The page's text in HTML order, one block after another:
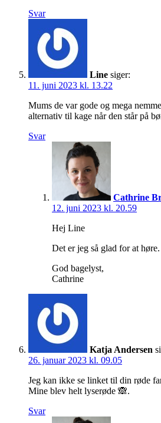
Svar
Line siger:
11. juni 2023 kl. 13.22
Mums de var gode og mega
alternativ til kage når den står på
Svar
Cathrine
12. juni 2023 kl. 20.59
Hej Line
Det er jeg så glad for at høre.
God bagelyst,
Cathrine
Katja Andersen
26. januar 2023 kl. 09.05
Jeg kan ikke se linket til din røde
Mine blev helt lyserøde 🙈.
Svar